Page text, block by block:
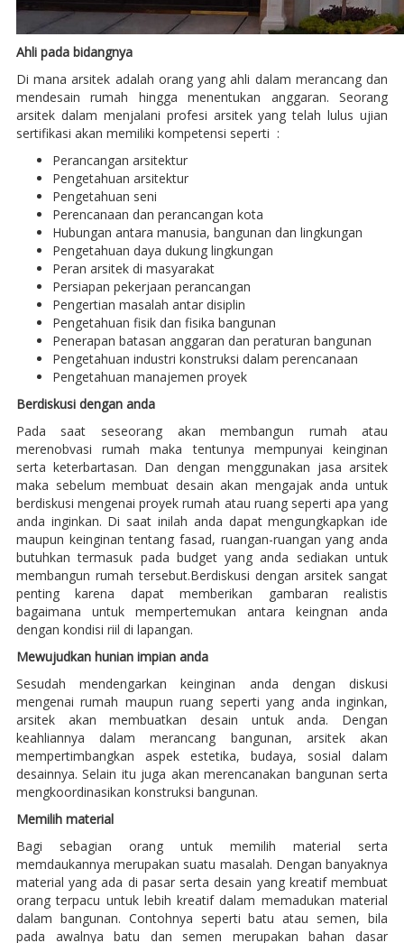
Ahli pada bidangnya
Di mana arsitek adalah orang yang ahli dalam merancang dan
mendesain rumah hingga menentukan anggaran. Seorang
arsitek dalam menjalani profesi arsitek yang telah lulus ujian
sertifikasi akan memiliki kompetensi seperti :
Perancangan arsitektur
Pengetahuan arsitektur
Pengetahuan seni
Perencanaan dan perancangan kota
Hubungan antara manusia, bangunan dan lingkungan
Pengetahuan daya dukung lingkungan
Peran arsitek di masyarakat
Persiapan pekerjaan perancangan
Pengertian masalah antar disiplin
Pengetahuan fisik dan fisika bangunan
Penerapan batasan anggaran dan peraturan bangunan
Pengetahuan industri konstruksi dalam perencanaan
Pengetahuan manajemen proyek
Berdiskusi dengan anda
Pada saat seseorang akan membangun rumah atau
merenobvasi rumah maka tentunya mempunyai keinginan
serta keterbartasan. Dan dengan menggunakan jasa arsitek
maka sebelum membuat desain akan mengajak anda untuk
berdiskusi mengenai proyek rumah atau ruang seperti apa yang
anda inginkan. Di saat inilah anda dapat mengungkapkan ide
maupun keinginan tentang fasad, ruangan-ruangan yang anda
butuhkan termasuk pada budget yang anda sediakan untuk
membangun rumah tersebut.Berdiskusi dengan arsitek sangat
penting karena dapat memberikan gambaran realistis
bagaimana untuk mempertemukan antara keingnan anda
dengan kondisi riil di lapangan.
Mewujudkan hunian impian anda
Sesudah mendengarkan keinginan anda dengan diskusi
mengenai rumah maupun ruang seperti yang anda inginkan,
arsitek akan membuatkan desain untuk anda. Dengan
keahliannya dalam merancang bangunan, arsitek akan
mempertimbangkan aspek estetika, budaya, sosial dalam
desainnya. Selain itu juga akan merencanakan bangunan serta
mengkoordinasikan konstruksi bangunan.
Memilih material
Bagi sebagian orang untuk memilih material serta
memdaukannya merupakan suatu masalah. Dengan banyaknya
material yang ada di pasar serta desain yang kreatif membuat
orang terpacu untuk lebih kreatif dalam memadukan material
dalam bangunan. Contohnya seperti batu atau semen, bila
pada awalnya batu dan semen merupakan bahan dasar